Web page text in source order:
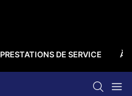
PRESTATIONS DE SERVICE À